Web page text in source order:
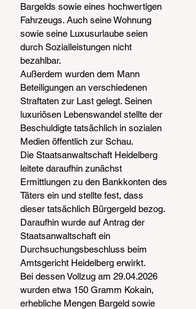
Bargelds sowie eines hochwertigen
Fahrzeugs. Auch seine Wohnung
sowie seine Luxusurlaube seien
durch Sozialleistungen nicht
bezahlbar.
Außerdem wurden dem Mann
Beteiligungen an verschiedenen
Straftaten zur Last gelegt. Seinen
luxuriösen Lebenswandel stellte der
Beschuldigte tatsächlich in sozialen
Medien öffentlich zur Schau.
Die Staatsanwaltschaft Heidelberg
leitete daraufhin zunächst
Ermittlungen zu den Bankkonten des
Täters ein und stellte fest, dass
dieser tatsächlich Bürgergeld bezog.
Daraufhin wurde auf Antrag der
Staatsanwaltschaft ein
Durchsuchungsbeschluss beim
Amtsgericht Heidelberg erwirkt.
Bei dessen Vollzug am 29.04.2026
wurden etwa 150 Gramm Kokain,
erhebliche Mengen Bargeld sowie